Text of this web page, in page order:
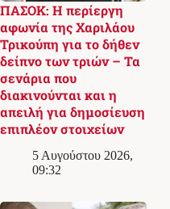
ΠΑΣΟΚ: Η περίεργη
αφωνία της Χαριλάου
Τρικούπη για το δήθεν
δείπνο των τριών – Τα
σενάρια που
διακινούνται και η
απειλή για δημοσίευση
επιπλέον στοιχείων
5 Αυγούστου 2026,
09:32